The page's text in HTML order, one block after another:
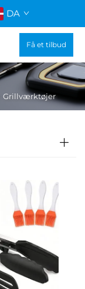
DA
Få et tilbud
Grillværktøjer